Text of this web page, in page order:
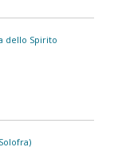
dello Spirito